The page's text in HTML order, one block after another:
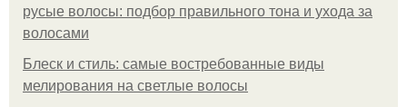
русые волосы: подбор правильного тона и ухода за
волосами
Блеск и стиль: самые востребованные виды
мелирования на светлые волосы